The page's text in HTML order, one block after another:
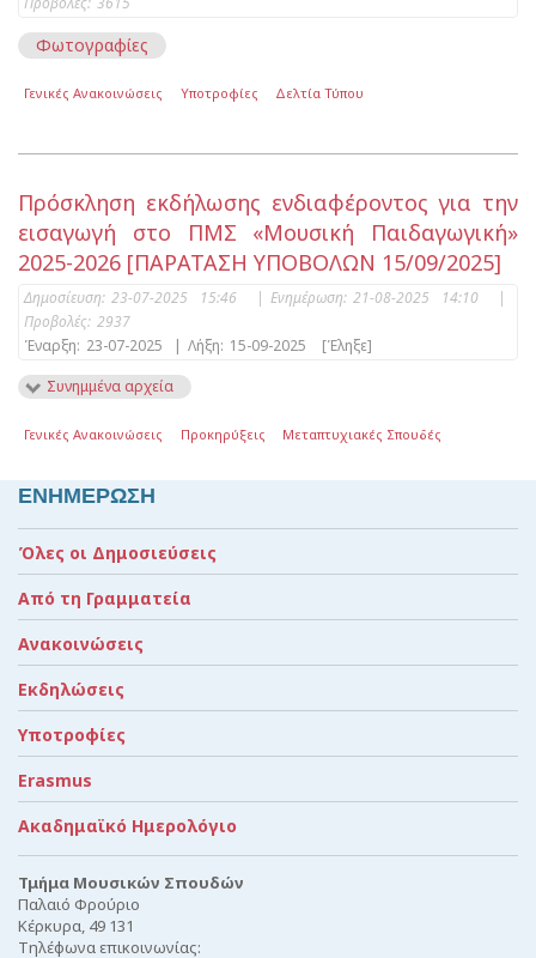
Φωτογραφίες
Γενικές Ανακοινώσεις Υποτροφίες Δελτία Τύπου
Πρόσκληση εκδήλωσης ενδιαφέροντος για την
εισαγωγή στο ΠΜΣ «Μουσική Παιδαγωγική»
2025-2026 [ΠΑΡΑΤΑΣΗ ΥΠΟΒΟΛΩΝ 15/09/2025]
Δημοσίευση: 23-07-2025 15:46 | Ενημέρωση: 21-08-2025 14:10
|
Προβολές: 2937
Έναρξη: 23-07-2025 | Λήξη: 15-09-2025
[Έληξε]
Συνημμένα αρχεία
Γενικές Ανακοινώσεις Προκηρύξεις Μεταπτυχιακές Σπουδές
ΕΝΗΜΕΡΩΣΗ
Όλες οι Δημοσιεύσεις
Από τη Γραμματεία
Ανακοινώσεις
Εκδηλώσεις
Υποτροφίες
Erasmus
Ακαδημαϊκό Ημερολόγιο
Τμήμα Μουσικών Σπουδών
Παλαιό Φρούριο
Κέρκυρα, 49 131
Τηλέφωνα επικοινωνίας: